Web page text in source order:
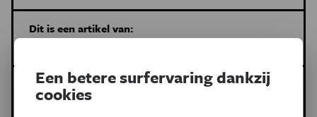
Dit is een artikel van:
Gepubliceerd op:
17 juli 2023
Een betere surfervaring dankzij
cookies